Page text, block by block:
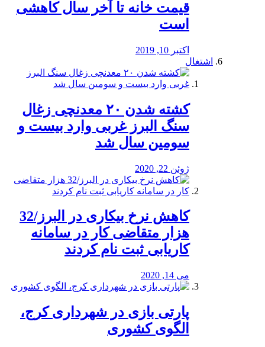
قیمت خانه تا آخر سال کاهشی
است
اکتبر 10, 2019
اشتغال
کشته شدن ۲۰ معدنچی زغال
سنگ البرز غربی وارد بیست و
سومین سال شد
ژوئن 22, 2020
کاهش نرخ بیکاری در البرز/32
هزار متقاضی کار در سامانه
کاریابی ثبت نام کردند
می 14, 2020
پارتی بازی در شهرداری کرج،
الگوی کشوری